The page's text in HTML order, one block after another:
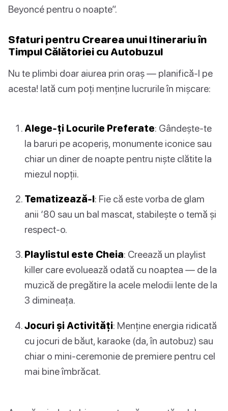
Beyoncé pentru o noapte”.
Sfaturi pentru Crearea unui Itinerariu în
Timpul Călătoriei cu Autobuzul
Nu te plimbi doar aiurea prin oraș — planifică-l pe
acesta! Iată cum poți menține lucrurile în mișcare:
Alege-ți Locurile Preferate: Gândește-te
la baruri pe acoperiș, monumente iconice sau
chiar un diner de noapte pentru niște clătite la
miezul nopții.
Tematizează-l: Fie că este vorba de glam
anii ‘80 sau un bal mascat, stabilește o temă și
respect-o.
Playlistul este Cheia: Creează un playlist
killer care evoluează odată cu noaptea — de la
muzică de pregătire la acele melodii lente de la
3 dimineața.
Jocuri și Activități: Menține energia ridicată
cu jocuri de băut, karaoke (da, în autobuz) sau
chiar o mini-ceremonie de premiere pentru cel
mai bine îmbrăcat.